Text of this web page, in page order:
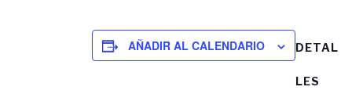
AÑADIR AL CALENDARIO DETAL
LES